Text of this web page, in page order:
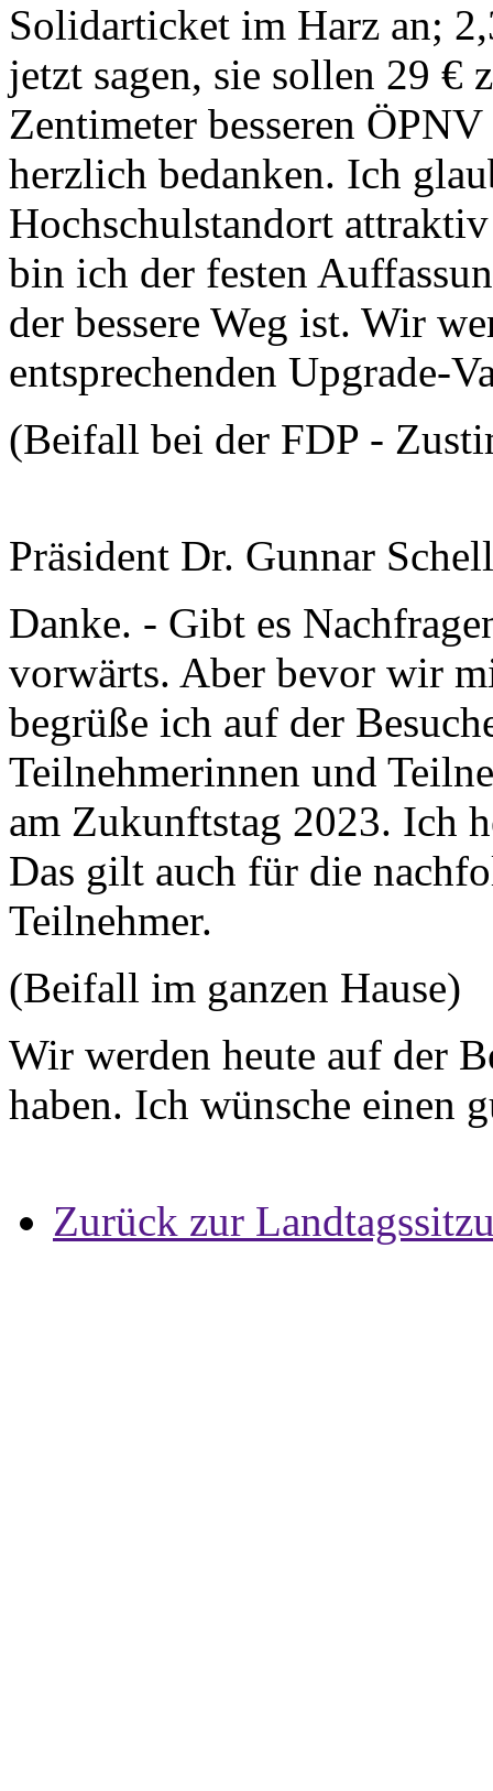
Solidarticket im Harz an;
jetzt sagen, sie sollen 29 €
Zentimeter besseren
herzlich bedanken. Ich
Hochschulstandort
bin ich der festen
der bessere Weg ist. Wir
entsprechenden Upgrade-
(Beifall bei der FDP -
Präsident Dr. Gunnar
Danke. - Gibt es
vorwärts. Aber bevor wir
begrüße ich auf der
Teilnehmerinnen und
am Zukunftstag 2023. Ich
Das gilt auch für die
Teilnehmer.
(Beifall im ganzen Hause)
Wir werden heute auf der
haben. Ich wünsche einen
Zurück zur